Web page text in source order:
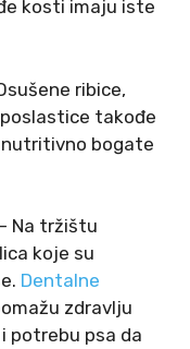
kosti imaju iste
ribice,
takođe
nutritivno bogate
– Na tržištu
koje su
Dentalne
zdravlju
potrebu psa da